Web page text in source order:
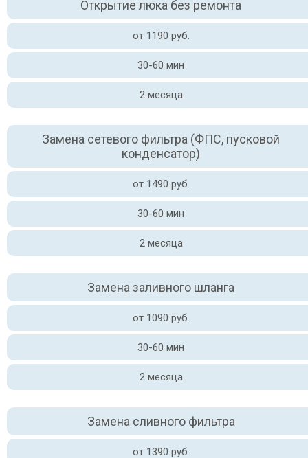
Открытие люка без ремонта
от 1190 руб.
30-60 мин
2 месяца
Замена сетевого фильтра (ФПС, пусковой
конденсатор)
от 1490 руб.
30-60 мин
2 месяца
Замена заливного шланга
от 1090 руб.
30-60 мин
2 месяца
Замена сливного фильтра
от 1390 руб.